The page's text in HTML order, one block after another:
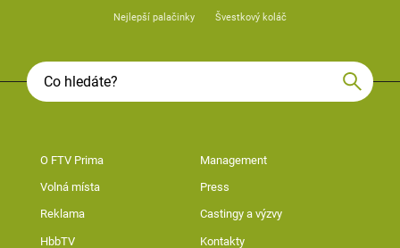
Nejlepší palačinky Švestkový koláč
O FTV Prima Management
Volná místa Press
Reklama Castingy a výzvy
HbbTV Kontakty